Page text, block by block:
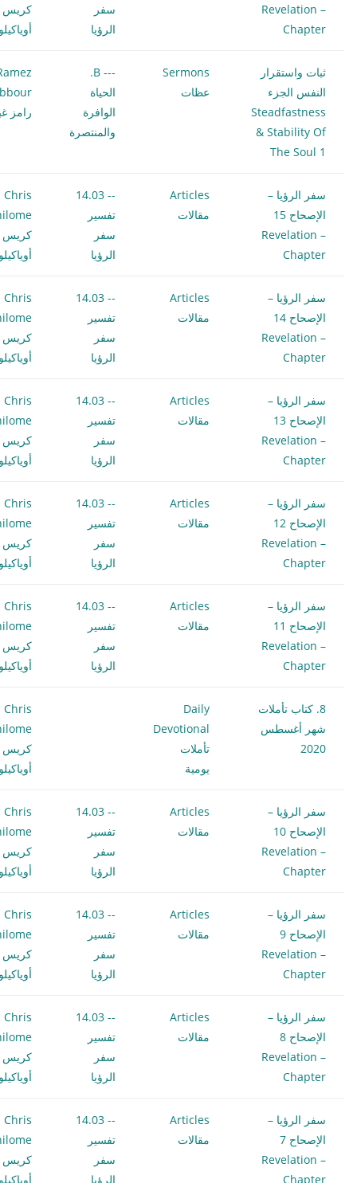
Revelation –
Chapter
سفر
الرؤيا
كريس
ثبات واستقرار
النفس الجزء
Steadfastness
& Stability Of
The Soul 1
Sermons
عظات
--- B.
الحياة
الوافرة
والمنتصرة
رامز
سفر الرؤيا –
الإصحاح 15
Revelation –
Chapter
Articles
مقالات
-- 14.03
تفسير
سفر
الرؤيا
Chris
كريس
سفر الرؤيا –
الإصحاح 14
Revelation –
Chapter
Articles
مقالات
-- 14.03
تفسير
سفر
الرؤيا
Chris
كريس
سفر الرؤيا –
الإصحاح 13
Revelation –
Chapter
Articles
مقالات
-- 14.03
تفسير
سفر
الرؤيا
Chris
كريس
سفر الرؤيا –
الإصحاح 12
Revelation –
Chapter
Articles
مقالات
-- 14.03
تفسير
سفر
الرؤيا
Chris
كريس
سفر الرؤيا –
الإصحاح 11
Revelation –
Chapter
Articles
مقالات
-- 14.03
تفسير
سفر
الرؤيا
Chris
كريس
8. كتاب تأملات
شهر أغسطس
2020
Daily
Devotional
تأملات
يومية
Chris
كريس
سفر الرؤيا –
الإصحاح 10
Revelation –
Chapter
Articles
مقالات
-- 14.03
تفسير
سفر
الرؤيا
Chris
كريس
سفر الرؤيا –
الإصحاح 9
Revelation –
Chapter
Articles
مقالات
-- 14.03
تفسير
سفر
الرؤيا
Chris
كريس
سفر الرؤيا –
الإصحاح 8
Revelation –
Chapter
Articles
مقالات
-- 14.03
تفسير
سفر
الرؤيا
Chris
كريس
سفر الرؤيا –
الإصحاح 7
Revelation –
Chapter
Articles
مقالات
-- 14.03
تفسير
سفر
الرؤيا
Chris
كريس